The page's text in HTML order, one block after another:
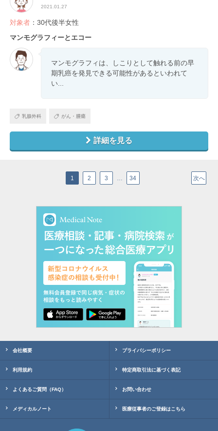
2021.01.27
対象者 ：30代後半女性
マンモグラフィーとエコー
マンモグラフィは、しこりとして触れる前の早
期乳癌を発見できる可能性があるといわれて
い...
乳腺外科 がん・腫瘍
詳細を見る
次へ
1 2 3 34
会社概要 プライバシーポリシー
利用規約 特定商取引法に基づく表記
よくあるご質問（FAQ） お問い合わせ
メディカルノート 医療従事者のご登録はこちら